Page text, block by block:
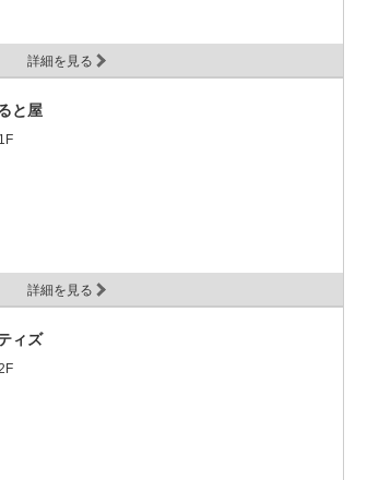
詳細を見る
と屋
1F
詳細を見る
ィズ